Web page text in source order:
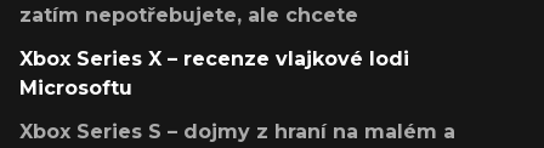
zatím nepotřebujete, ale chcete
Xbox Series X – recenze vlajkové lodi
Microsoftu
Xbox Series S – dojmy z hraní na malém a